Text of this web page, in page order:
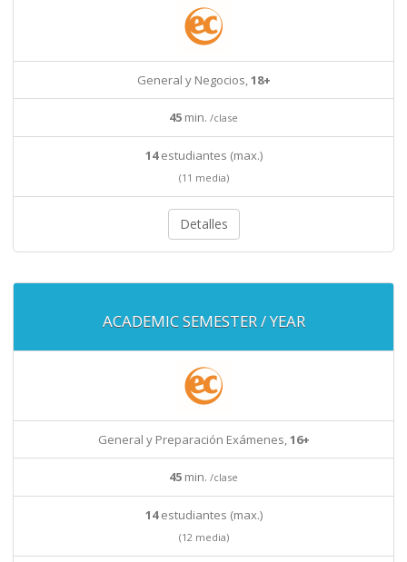
General y Negocios,18+
45 min. /clase
14estudiantes (max.)
(11 media)
Detalles
ACADEMIC SEMESTER / YEAR
General y Preparación Exámenes,16+
45 min. /clase
14estudiantes (max.)
(12 media)